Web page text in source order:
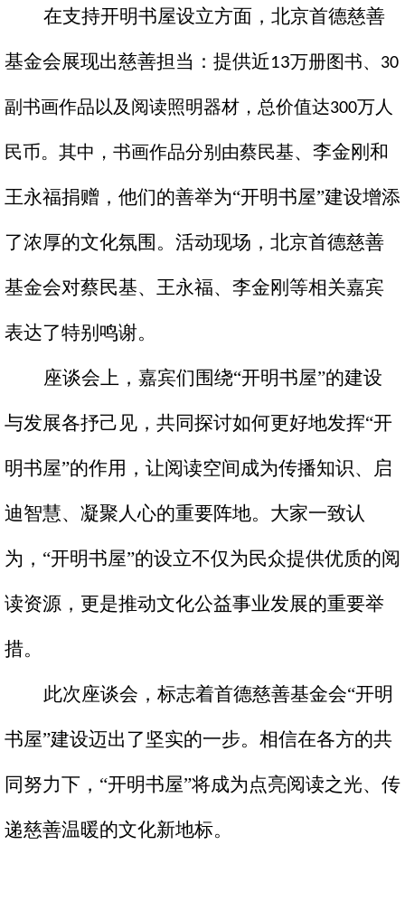
在支持开明书屋设立方面，北京首德慈善
基金会展现出慈善担当 ： 提供近13万册图书、 30
副书画作品以及阅读照明器材，总价值达300万人
民币。其中，书画作品分别由蔡民基、李金刚 和
王永福捐赠，他们的善举为“开明书屋”建设增添
了浓厚的文化氛围。活动现场， 北京首德慈善
基金会对蔡民基、王永福、李金刚 等相关嘉宾
表达了特别鸣谢。
座谈会上，嘉宾们围绕“开明书屋”的建设
与发展各抒己见，共同探讨如何更好地发挥“开
明书屋”的作用，让阅读空间成为传播知识、启
迪智慧、凝聚人心的重要阵地。大家一致认
为， “开明书屋”的设立不仅为民众提供优质的阅
读资源，更是推动文化公益事业发展的重要举
措。
此次座谈会，标志着首德慈善基金会“开明
书屋”建设迈出了坚实的一步。相信在各方的共
同努力下， “开明书屋”将成为点亮阅读之光、传
递慈善温暖的文化新地标。